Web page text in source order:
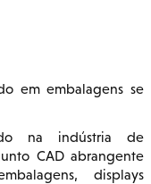
em embalagens se
na indústria de
CAD abrangente
displays